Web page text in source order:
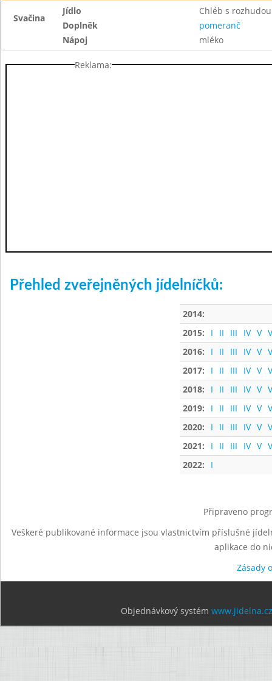
Svačina
Jídlo
Chléb s rozhudou
Doplněk
pomeranč
Nápoj
mléko
Reklama:
Přehled zveřejněných jídelníčků:
2014:
2015:
I II III IV V
2016:
I II III IV V
2017:
I II III IV V
2018:
I II III IV V
2019:
I II III IV V
2020:
I II III IV V
2021:
I II III IV V
2022:
I
Připraveno
Veškeré publikované informace jsou vlastnictvím příslušné
aplikace do
Zásady
Objednávkový systém www.jidelna.cz